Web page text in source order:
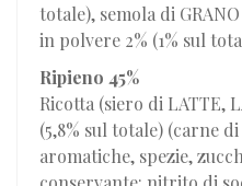
totale), semola di
in polvere 2% (1% sul
Ripieno 45%
Ricotta (siero di LATTE,
(5,8% sul totale) (carne
aromatiche, spezie,